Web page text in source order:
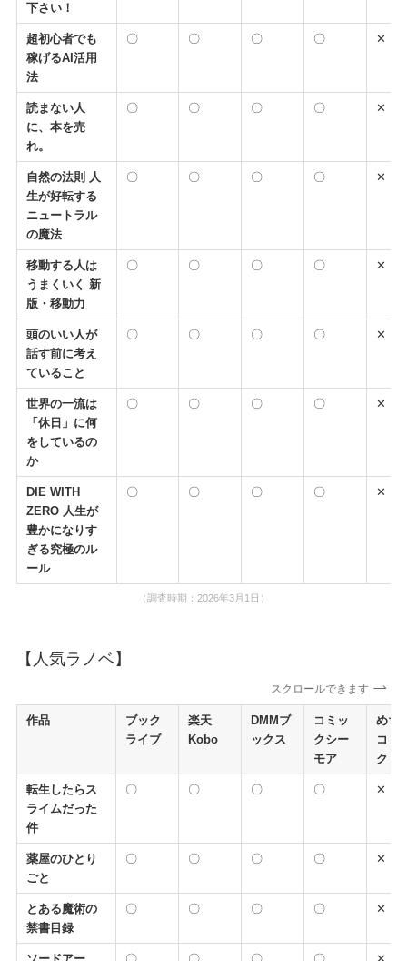
下さい！
超初心者でも
稼げるAI活用
法
〇 〇 〇 〇 ✕
読まない人
に、本を売
れ。
〇 〇 〇 〇 ✕
自然の法則 人
生が好転する
ニュートラル
の魔法
〇 〇 〇 〇 ✕
移動する人は
うまくいく 新
版・移動力
〇 〇 〇 〇 ✕
頭のいい人が
話す前に考え
ていること
〇 〇 〇 〇 ✕
世界の一流は
「休日」に何
をしているの
か
〇 〇 〇 〇 ✕
DIE WITH
ZERO 人生が
豊かになりす
ぎる究極のル
ール
〇 〇 〇 〇 ✕
（調査時期：2026年3月1日）
【人気ラノベ】
スクロールできます
作品
ブック
ライブ
楽天
Kobo
DMMブ
ックス
コミッ
クシー
モア
めち
コミ
ク
転生したらス
ライムだった
件
〇 〇 〇 〇 ✕
薬屋のひとり
ごと
〇 〇 〇 〇 ✕
とある魔術の
禁書目録
〇 〇 〇 〇 ✕